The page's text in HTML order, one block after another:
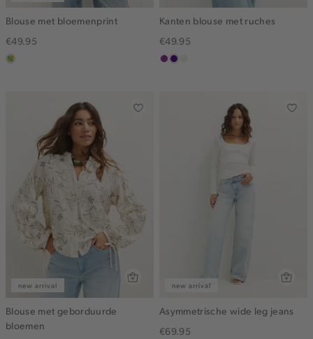
Blouse met bloemenprint
€49.95
meerkleurig
Kanten blouse met ruches
€49.95
middenpaars
indigo
new arrival
Blouse met geborduurde
bloemen
new arrival
Asymmetrische wide leg jeans
€69.95